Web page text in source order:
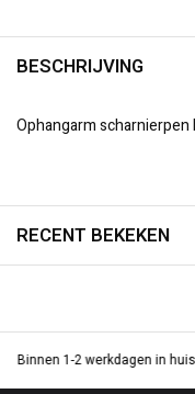
BESCHRIJVING
Ophangarm
RECENT BEKEKEN
Binnen 1-2 werkdagen in huis